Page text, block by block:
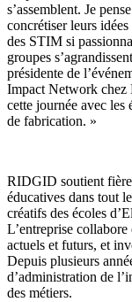
s’assemblent. Je
concrétiser leurs
des STIM si
groupes
présidente de
Impact Network chez
cette journée avec les
de fabrication. »
RIDGID soutient
éducatives dans tout
créatifs des écoles
L’entreprise collabore
actuels et futurs, et
Depuis plusieurs
d’administration de
des métiers.